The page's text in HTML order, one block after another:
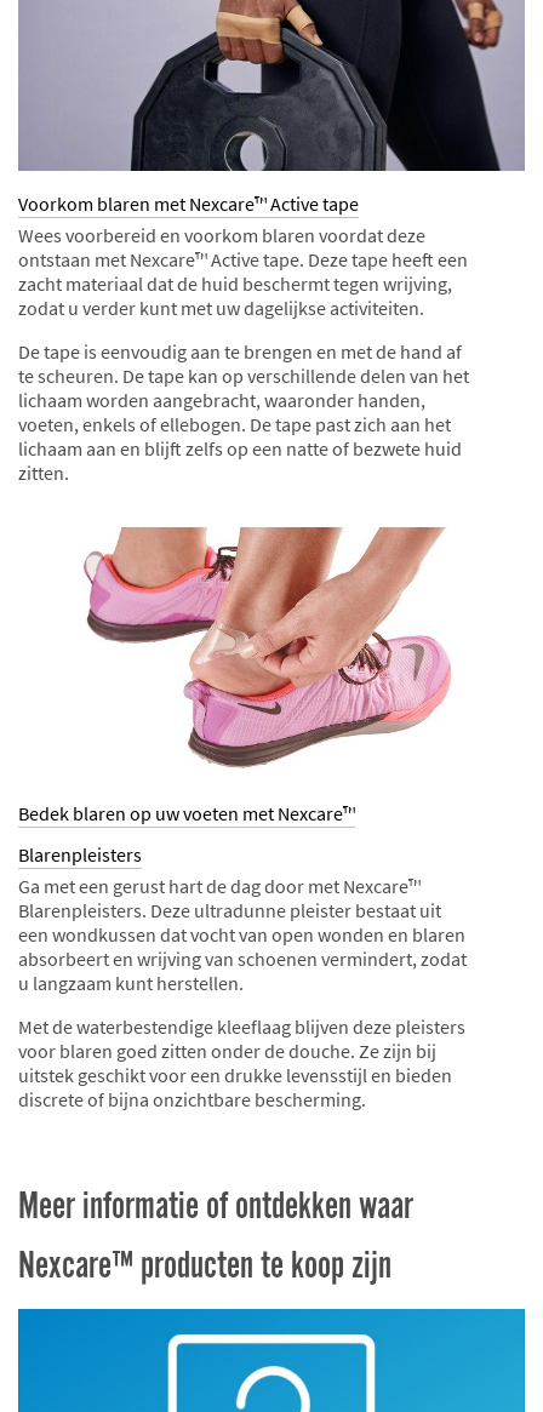
Voorkom blaren met Nexcare™ Active tape
Wees voorbereid en voorkom blaren voordat deze
ontstaan met Nexcare™ Active tape. Deze tape heeft een
zacht materiaal dat de huid beschermt tegen wrijving,
zodat u verder kunt met uw dagelijkse activiteiten.
De tape is eenvoudig aan te brengen en met de hand af
te scheuren. De tape kan op verschillende delen van het
lichaam worden aangebracht, waaronder handen,
voeten, enkels of ellebogen. De tape past zich aan het
lichaam aan en blijft zelfs op een natte of bezwete huid
zitten.
Bedek blaren op uw voeten met Nexcare™
Blarenpleisters
Ga met een gerust hart de dag door met Nexcare™
Blarenpleisters. Deze ultradunne pleister bestaat uit
een wondkussen dat vocht van open wonden en blaren
absorbeert en wrijving van schoenen vermindert, zodat
u langzaam kunt herstellen.
Met de waterbestendige kleeflaag blijven deze pleisters
voor blaren goed zitten onder de douche. Ze zijn bij
uitstek geschikt voor een drukke levensstijl en bieden
discrete of bijna onzichtbare bescherming.
Meer informatie of ontdekken waar
Nexcare™ producten te koop zijn